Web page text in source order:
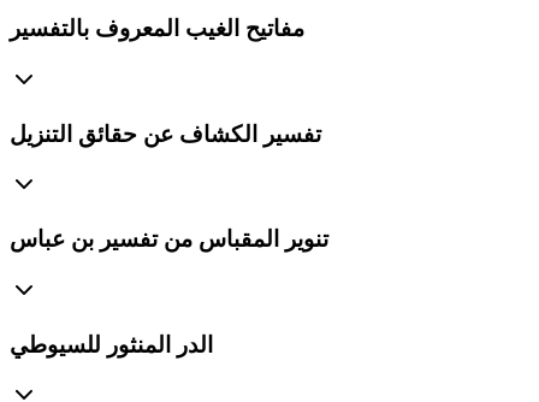
مفاتيح الغيب المعروف بالتفسير
تفسير الكشاف عن حقائق التنزيل
تنوير المقباس من تفسير بن عباس
الدر المنثور للسيوطي